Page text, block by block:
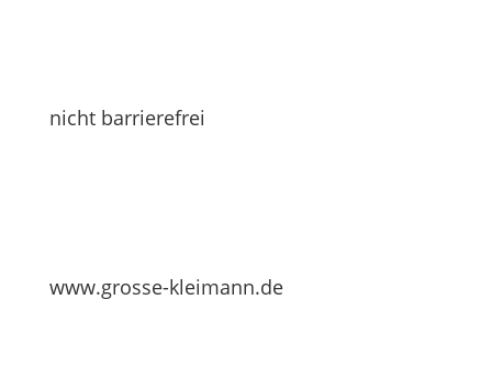
nicht barrierefrei
www.grosse-kleimann.de